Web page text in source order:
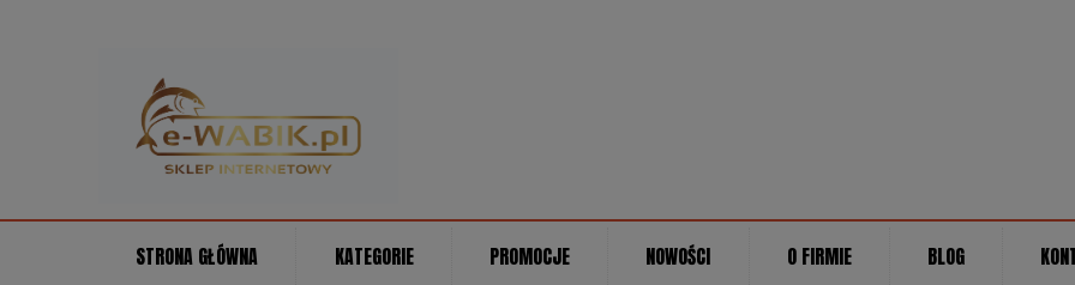
STRONA GŁÓWNA KATEGORIE PROMOCJE NOWOŚCI O FIRMIE BLOG